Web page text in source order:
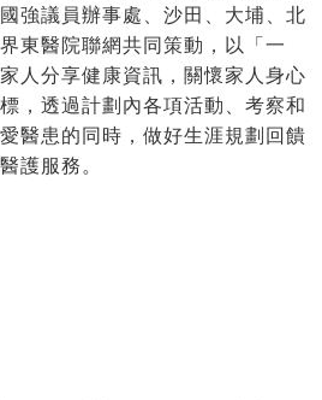
強議員辦事處、沙田、大埔、北
東醫院聯網共同策動，以「一
人分享健康資訊，關懷家人身心
，透過計劃內各項活動、考察和
醫患的同時，做好生涯規劃回饋
護服務。